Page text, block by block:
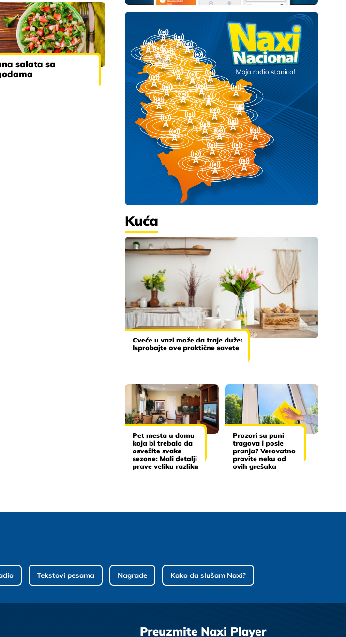
salata sa
Kuća
Cveće u vazi može da traje duže:
Isprobajte ove praktične savete
Pet mesta u domu
koja bi trebalo da
osvežite svake
sezone: Mali detalji
prave veliku razliku
Prozori su puni
tragova i posle
pranja? Verovatno
pravite neku od
ovih grešaka
Tekstovi pesama Nagrade Kako da slušam Naxi?
Preuzmite Naxi Player